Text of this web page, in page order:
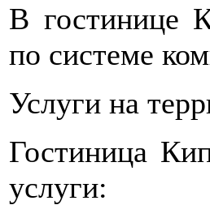
В гостинице
по системе
Услуги на
Гостиница
услуги: